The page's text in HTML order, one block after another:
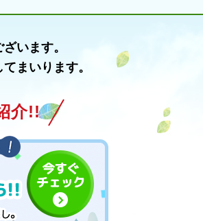
います。
まいります。
介!!